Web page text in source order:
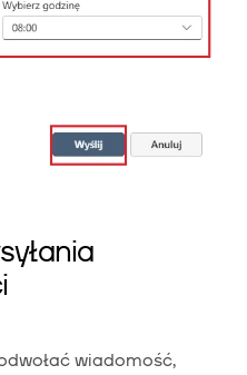
wiadomość,